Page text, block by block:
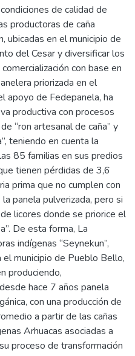
de calidad de
productoras de caña
ubicadas en el municipio de
del Cesar y diversificar los
con base en
priorizada en el
apoyo de Fedepanela, ha
productiva con procesos
“ron artesanal de caña” y
teniendo en cuenta la
85 familias en sus predios
tienen pérdidas de 3,6
prima que no cumplen con
panela pulverizada, pero si
licores donde se priorice el
De esta forma, La
indígenas “Seynekun”,
municipio de Pueblo Bello,
produciendo,
hace 7 años panela
con una producción de
a partir de las cañas
Arhuacas asociadas a
proceso de transformación